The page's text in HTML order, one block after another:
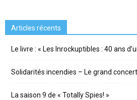
Articles récents
Le livre : « Les Inrockuptibles : 40 ans
Solidarités incendies – Le grand
La saison 9 de « Totally Spies! »